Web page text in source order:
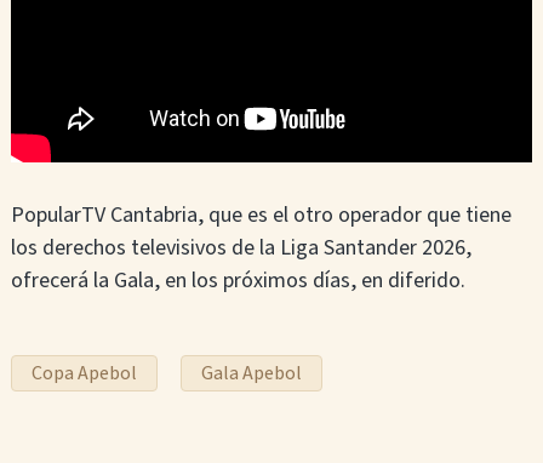
PopularTV Cantabria, que es el otro operador que tiene
los derechos televisivos de la Liga Santander 2026,
ofrecerá la Gala, en los próximos días, en diferido.
Copa Apebol Gala Apebol